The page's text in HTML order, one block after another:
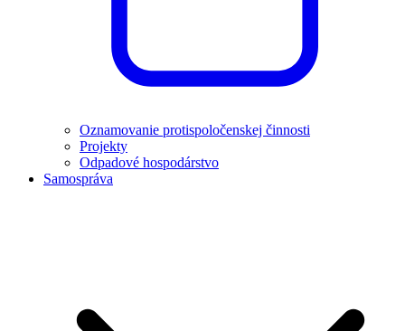
Oznamovanie protispoločenskej činnosti
Projekty
Odpadové hospodárstvo
Samospráva